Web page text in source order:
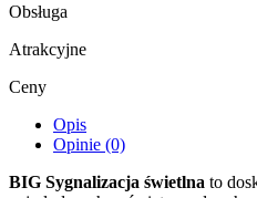
Obsługa
Atrakcyjne
Ceny
Opis
Opinie (0)
BIG Sygnalizacja świetlna to